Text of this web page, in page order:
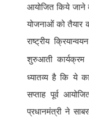
आयोजित किये जाने
योजनाओं को तैयार
राष्ट्रीय
शुरुआती कार्यक्रम
ध्यातव्य है कि ये
सप्ताह पूर्व
प्रधानमंत्री ने